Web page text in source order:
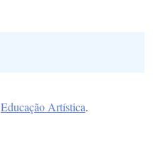
Educação Artística.